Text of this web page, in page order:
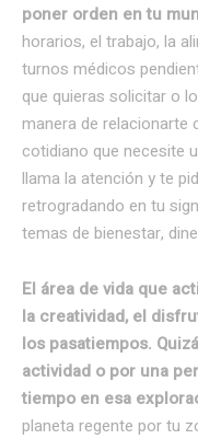
poner orden en tu
horarios, el trabajo, la
turnos médicos
que quieras solicitar o
manera de relacionarte
cotidiano que necesite
llama la atención y te
retrogradando en tu
temas de bienestar,
El área de vida que
la creatividad, el
los pasatiempos.
actividad o por una
tiempo en esa
planeta regente por tu